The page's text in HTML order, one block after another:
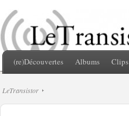
(re)Découvertes Albums Clips
LeTransistor